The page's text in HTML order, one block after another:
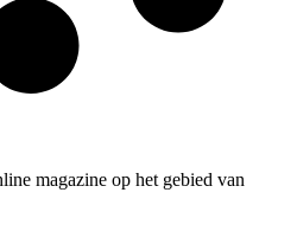
magazine op het gebied van